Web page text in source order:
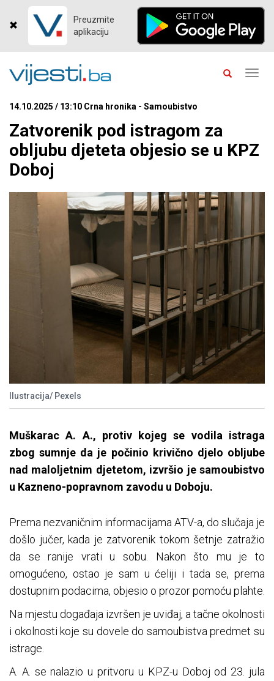
Preuzmite
aplikaciju
14.10.2025 / 13:10 Crna hronika - Samoubistvo
Zatvorenik pod istragom za
obljubu djeteta objesio se u KPZ
Doboj
Ilustracija/ Pexels
Muškarac A. A., protiv kojeg se vodila istraga
zbog sumnje da je počinio krivično djelo obljube
nad maloljetnim djetetom, izvršio je samoubistvo
u Kazneno-popravnom zavodu u Doboju.
Prema nezvaničnim informacijama ATV-a, do slučaja je
došlo jučer, kada je zatvorenik tokom šetnje zatražio
da se ranije vrati u sobu. Nakon što mu je to
omogućeno, ostao je sam u ćeliji i tada se, prema
dostupnim podacima, objesio o prozor pomoću plahte.
Na mjestu događaja izvršen je uviđaj, a tačne okolnosti
i okolnosti koje su dovele do samoubistva predmet su
istrage.
A. A. se nalazio u pritvoru u KPZ-u Doboj od 23. jula